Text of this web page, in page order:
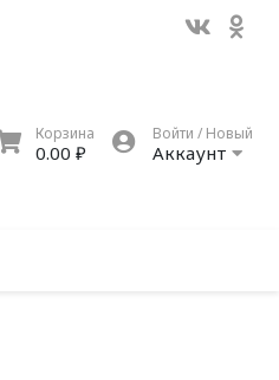
Корзина
0.00 ₽
Войти / Новый
Аккаунт